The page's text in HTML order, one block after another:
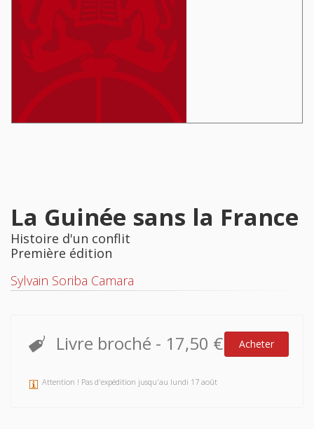
La Guinée sans la France
Histoire d'un conflit
Première édition
Sylvain Soriba Camara
Livre broché - 17,50 € Acheter
Attention ! Pas d'expédition jusqu'au lundi 17 août